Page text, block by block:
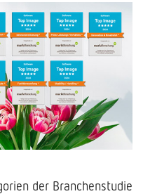
der Branchenstudie